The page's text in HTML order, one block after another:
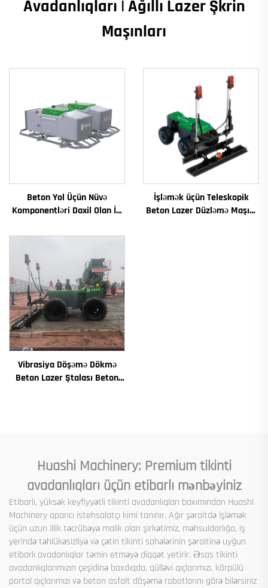
Avadanlıqları | Ağıllı Lazer Şkrin
Maşınları
Beton Yol Üçün Nüvə
Komponentləri Daxil Olan İri
Maşını İstismar Vibrator
İşləmək üçün Teleskopik
Beton Lazer Düzləmə Maşını
Vibrasiya Döşəmə Dökmə
Beton Lazer Ştalası Beton
Huashi Machinery: Premium tikinti
avadanlıqları üçün etibarlı mənbəyiniz
Etibarlı, yüksək keyfiyyətli tikinti avadanlıqları baxımından Huashi
Machinery aparıcı istehsalatçı kimi tanınır. Ağır şəraitdə işləmək
üçün uzun illik təcrübəyə malik olan şirkətimiz, məhsuldarlığa, iş
yerində təhlükəsizliyə və çətin tikinti sahələrinin şəraitinə uyğun
etibarlı avadanlıqlar təmin etməyə diqqət yetirir. Əsas tikinti
avadanlıqlarımızın çeşidinə baxdıqda, qülləvi qıçlarımızı, körpülü
portal qıçlarımızı və beton asfalt döşəmə robotlarını görə bilərsiniz